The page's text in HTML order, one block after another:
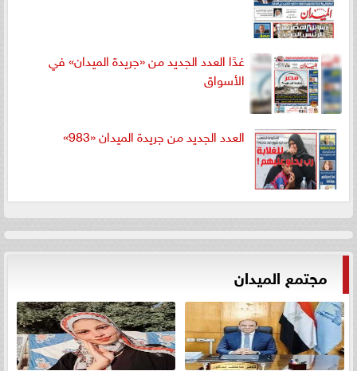
غدًا العدد الجديد من «جريدة الميدان» في
الأسواق
العدد الجديد من جريدة الميدان «983»
مجتمع الميدان